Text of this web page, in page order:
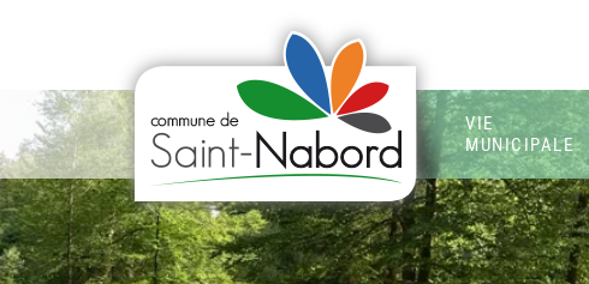
VIE
MUNICIPALE